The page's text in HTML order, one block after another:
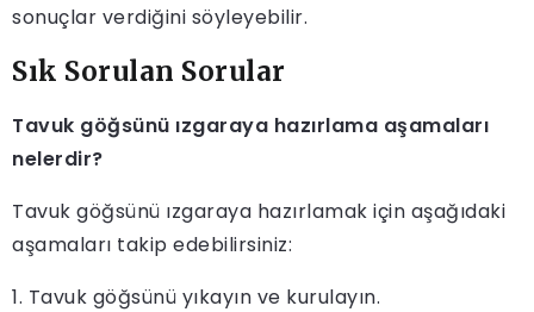
sonuçlar verdiğini söyleyebilir.
Sık Sorulan Sorular
Tavuk göğsünü ızgaraya hazırlama aşamaları
nelerdir?
Tavuk göğsünü ızgaraya hazırlamak için aşağıdaki
aşamaları takip edebilirsiniz:
1. Tavuk göğsünü yıkayın ve kurulayın.